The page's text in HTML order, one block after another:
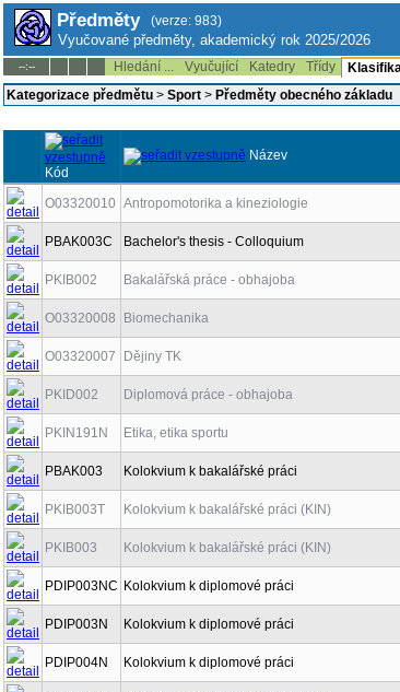
Předměty (verze: 983)
Vyučované předměty, akademický rok 2025/2026
--:-- Hledání ... Vyučující Katedry Třídy
Kategorizace předmětu > Sport > Předměty obecného základu
Kód
Název
O03320010 Antropomotorika a kineziologie
PBAK003C Bachelor's thesis - Colloquium
PKIB002 Bakalářská práce - obhajoba
O03320008 Biomechanika
O03320007 Dějiny TK
PKID002 Diplomová práce - obhajoba
PKIN191N Etika, etika sportu
PBAK003 Kolokvium k bakalářské práci
PKIB003T Kolokvium k bakalářské práci (KIN)
PKIB003 Kolokvium k bakalářské práci (KIN)
PDIP003NC Kolokvium k diplomové práci
PDIP003N Kolokvium k diplomové práci
PDIP004N Kolokvium k diplomové práci